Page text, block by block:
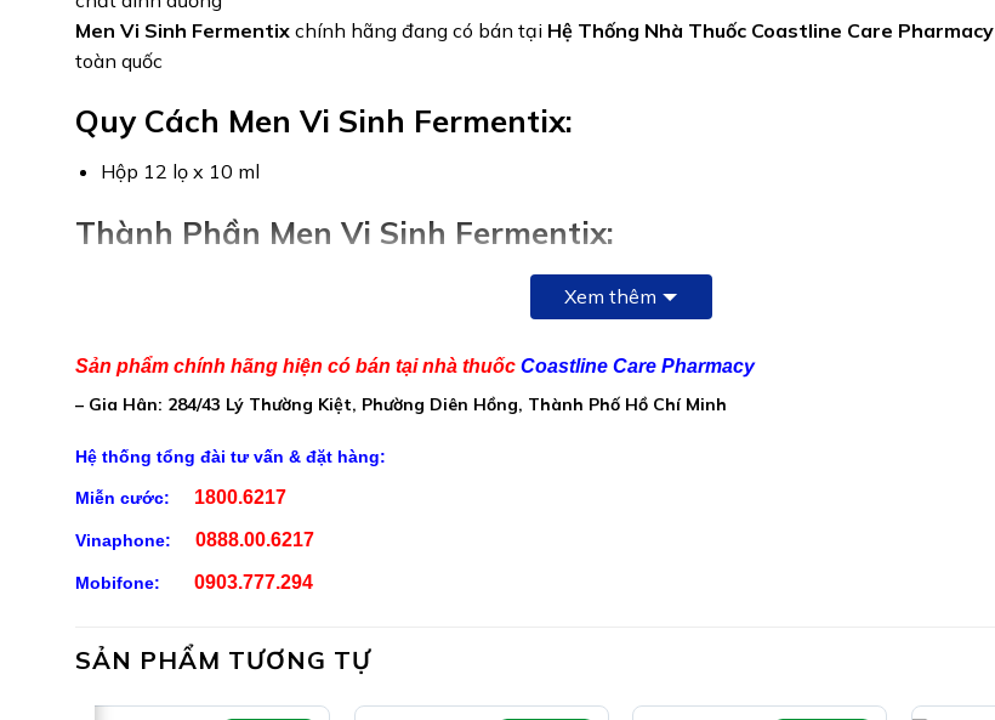
Men Vi Sinh Fermentix chính hãng đang có bán tại Hệ Thống Nhà Thuốc Coastline Care Pharmacy
toàn quốc
Quy Cách Men Vi Sinh Fermentix:
Hộp 12 lọ x 10 ml
Thành Phần Men Vi Sinh Fermentix:
Tyndallized Lactobacillus acidophilus HA 122:………………….8 tỉ CFU
Tyndallized Lactobacillus casei HA 108:…………………………..2 tỉ CFU
Arabinogalactan:…………………………………………………………….250mg
Vitamin B1:……………………………………………………………………0.33 mg
Vitamin B2:…………………………………………………………………….0.42mg
Vitamin B6:……………………………………………………………………0.42 mg
Vitamin B12:………………………………………………………………..0.75 mcg
Vitamin B3:……………………………………………………………………..4.8 mg
Xem thêm
Sản phẩm chính hãng hiện có bán tại nhà thuốc Coastline Care Pharmacy
– Gia Hân: 284/43 Lý Thường Kiệt, Phường Diên Hồng, Thành Phố Hồ Chí Minh
Hệ thống tổng đài tư vấn & đặt hàng:
Miễn cước: 1800.6217
Vinaphone: 0888.00.6217
Mobifone: 0903.777.294
SẢN PHẨM TƯƠNG TỰ